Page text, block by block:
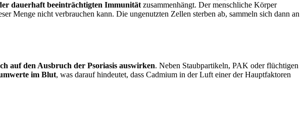
dauerhaft beeinträchtigten Immunität zusammenhängt. Der menschliche Körper
Menge nicht verbrauchen kann. Die ungenutzten Zellen sterben ab, sammeln sich dann an
auf den Ausbruch der Psoriasis auswirken. Neben Staubpartikeln, PAK oder flüchtigen
im Blut, was darauf hindeutet, dass Cadmium in der Luft einer der Hauptfaktoren